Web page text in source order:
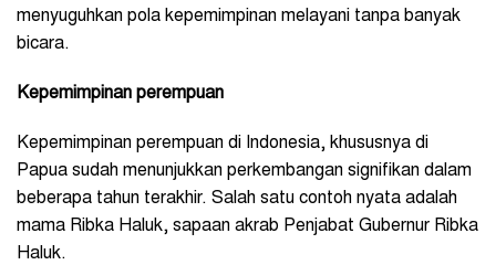
menyuguhkan pola kepemimpinan melayani tanpa banyak
bicara.
Kepemimpinan perempuan
Kepemimpinan perempuan di Indonesia, khususnya di
Papua sudah menunjukkan perkembangan signifikan dalam
beberapa tahun terakhir. Salah satu contoh nyata adalah
mama Ribka Haluk, sapaan akrab Penjabat Gubernur Ribka
Haluk.